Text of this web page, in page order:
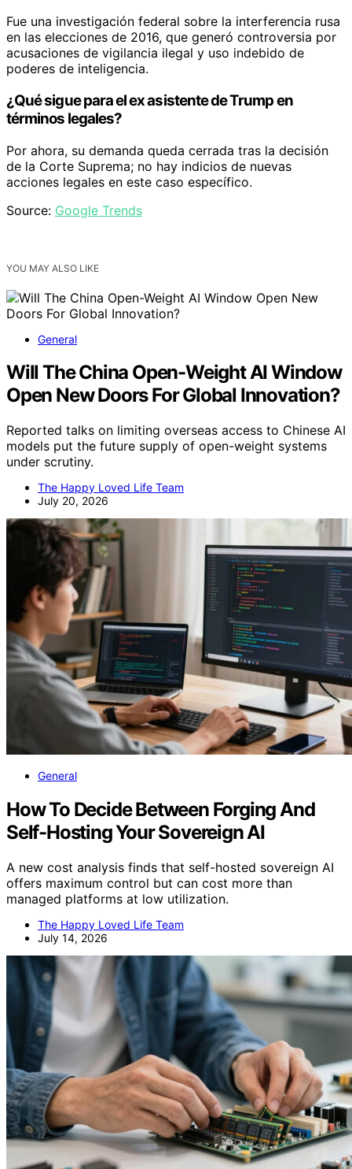
Fue una investigación federal sobre la interferencia rusa
en las elecciones de 2016, que generó controversia por
acusaciones de vigilancia ilegal y uso indebido de
poderes de inteligencia.
¿Qué sigue para el ex asistente de Trump en
términos legales?
Por ahora, su demanda queda cerrada tras la decisión
de la Corte Suprema; no hay indicios de nuevas
acciones legales en este caso específico.
Source: Google Trends
YOU MAY ALSO LIKE
General
Will The China Open-Weight AI Window
Open New Doors For Global Innovation?
Reported talks on limiting overseas access to Chinese AI
models put the future supply of open-weight systems
under scrutiny.
The Happy Loved Life Team
July 20, 2026
General
How To Decide Between Forging And
Self-Hosting Your Sovereign AI
A new cost analysis finds that self-hosted sovereign AI
offers maximum control but can cost more than
managed platforms at low utilization.
The Happy Loved Life Team
July 14, 2026